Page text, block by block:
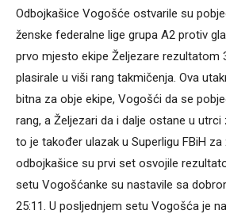
Odbojkašice Vogošće ostvarile su
ženske federalne lige grupa A2 protiv
prvo mjesto ekipe Željezare rezultatom
plasirale u viši rang takmičenja. Ova
bitna za obje ekipe, Vogošći da se
rang, a Željezari da i dalje ostane u
to je također ulazak u Superligu FBiH za
odbojkašice su prvi set osvojile
setu Vogošćanke su nastavile sa
25:11. U posljednjem setu Vogošća je